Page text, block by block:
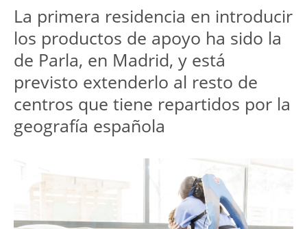
La primera residencia en introducir
los productos de apoyo ha sido la
de Parla, en Madrid, y está
previsto extenderlo al resto de
centros que tiene repartidos por la
geografía española